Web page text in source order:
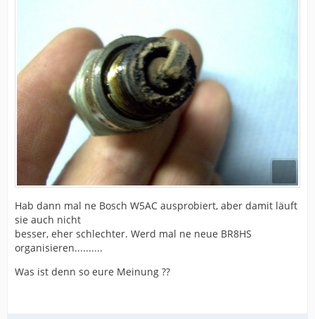
Hab dann mal ne Bosch W5AC ausprobiert, aber damit läuft
sie auch nicht
besser, eher schlechter. Werd mal ne neue BR8HS
organisieren..........
Was ist denn so eure Meinung ??